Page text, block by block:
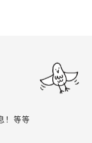
！等等